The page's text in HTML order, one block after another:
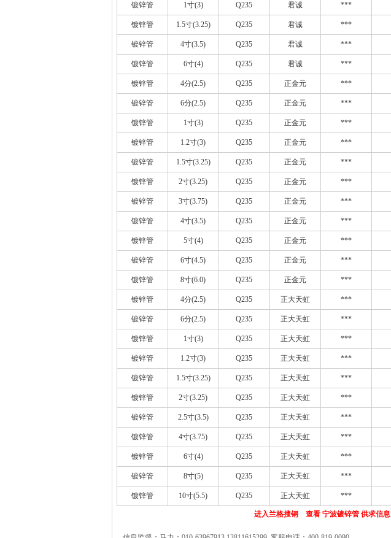
镀锌管 1寸(3) Q235 君诚 ***
镀锌管 1.5寸(3.25) Q235 君诚 ***
镀锌管 4寸(3.5) Q235 君诚 ***
镀锌管 6寸(4) Q235 君诚 ***
镀锌管 4分(2.5) Q235 正金元 ***
镀锌管 6分(2.5) Q235 正金元 ***
镀锌管 1寸(3) Q235 正金元 ***
镀锌管 1.2寸(3) Q235 正金元 ***
镀锌管 1.5寸(3.25) Q235 正金元 ***
镀锌管 2寸(3.25) Q235 正金元 ***
镀锌管 3寸(3.75) Q235 正金元 ***
镀锌管 4寸(3.5) Q235 正金元 ***
镀锌管 5寸(4) Q235 正金元 ***
镀锌管 6寸(4.5) Q235 正金元 ***
镀锌管 8寸(6.0) Q235 正金元 ***
镀锌管 4分(2.5) Q235 正大天虹 ***
镀锌管 6分(2.5) Q235 正大天虹 ***
镀锌管 1寸(3) Q235 正大天虹 ***
镀锌管 1.2寸(3) Q235 正大天虹 ***
镀锌管 1.5寸(3.25) Q235 正大天虹 ***
镀锌管 2寸(3.25) Q235 正大天虹 ***
镀锌管 2.5寸(3.5) Q235 正大天虹 ***
镀锌管 4寸(3.75) Q235 正大天虹 ***
镀锌管 6寸(4) Q235 正大天虹 ***
镀锌管 8寸(5) Q235 正大天虹 ***
镀锌管 10寸(5.5) Q235 正大天虹 ***
进入兰格搜钢 查看 宁波镀锌管 供求信息